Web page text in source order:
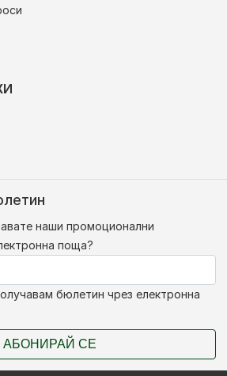
наши промоционални
поща?
бюлетин чрез електронна
АБОНИРАЙ СЕ